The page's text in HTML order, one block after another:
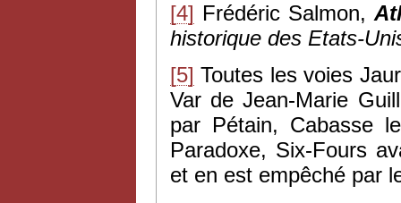
[4] Frédéric Salmon,
historique des Etats-
[5] Toutes les voies
Var de Jean-Marie
par Pétain, Cabasse
Paradoxe, Six-Fours
et en est empêché par